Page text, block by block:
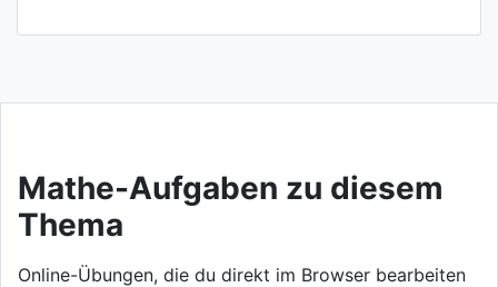
Mathe-Aufgaben zu diesem
Thema
Online-Übungen, die du direkt im Browser bearbeiten